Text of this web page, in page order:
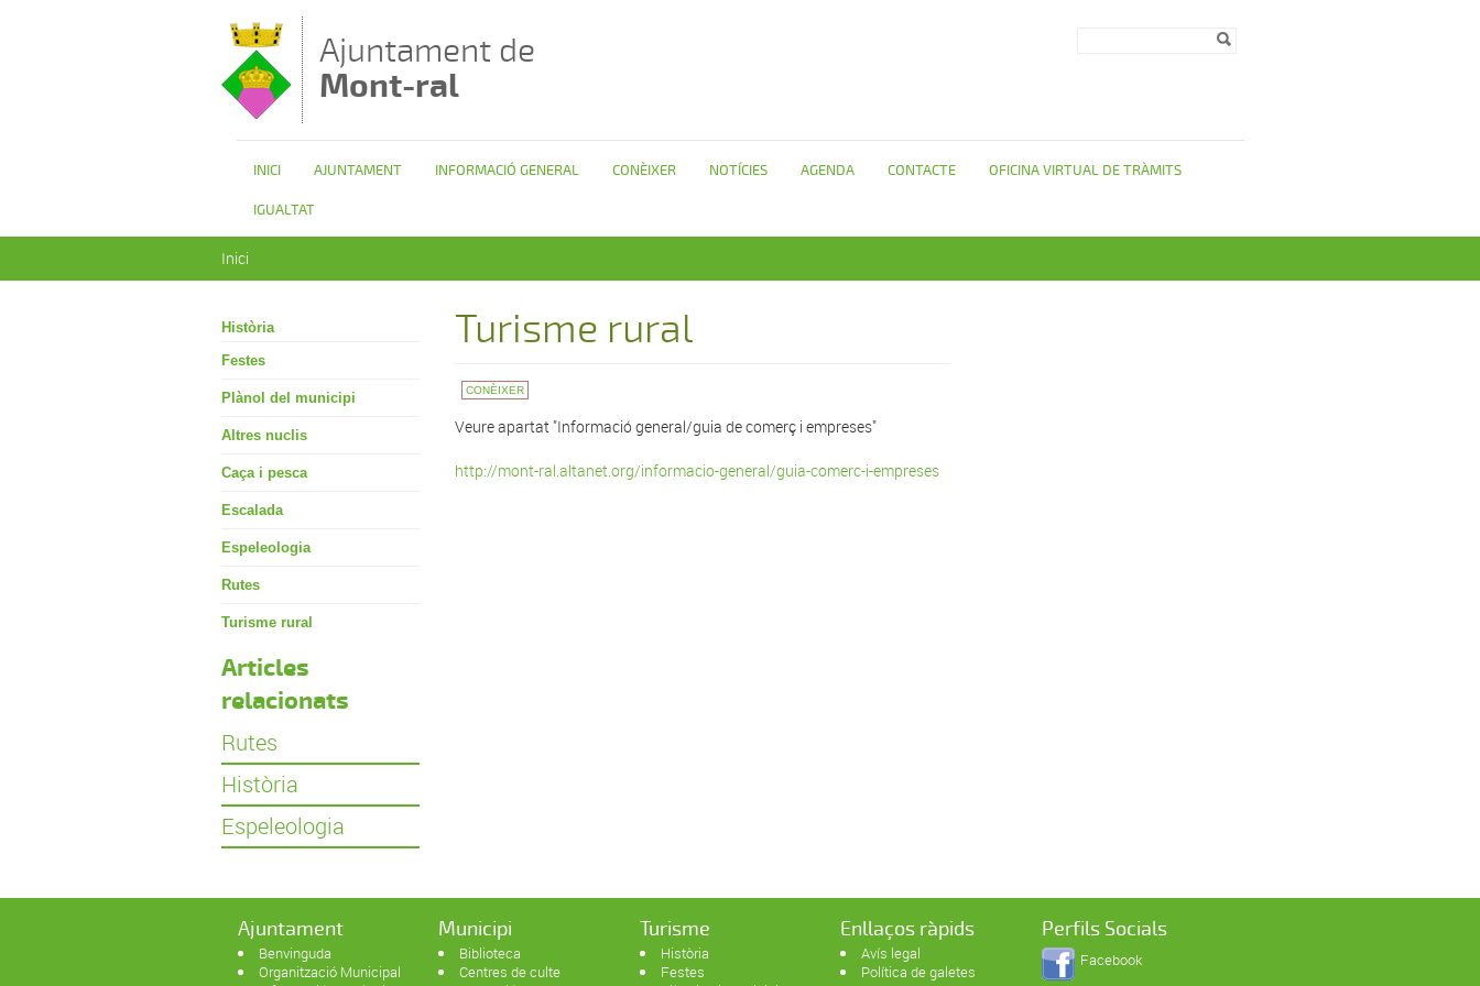
Ajuntament de
Mont-ral
INICI AJUNTAMENT INFORMACIÓ GENERAL CONÈIXER NOTÍCIES AGENDA CONTACTE OFICINA VIRTUAL DE TRÀMITS
IGUALTAT
Inici
Història
Festes
Plànol del municipi
Altres nuclis
Caça i pesca
Escalada
Espeleologia
Rutes
Turisme rural
Articles
relacionats
Rutes
Història
Espeleologia
Turisme rural
CONÈIXER
Veure apartat "Informació general/guia de comerç i empreses"
http://mont-ral.altanet.org/informacio-general/guia-comerc-i-empreses
Ajuntament
Benvinguda
Organització Municipal
Municipi
Biblioteca
Centres de culte
Turisme
Història
Festes
Enllaços ràpids
Avís legal
Política de galetes
Perfils Socials
Facebook